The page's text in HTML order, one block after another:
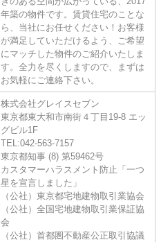
年築の物件です。賃貸住宅のことな
ら、当社にお任せください！お客様
が満足していただけるよう、ご希望
にマッチした物件のご紹介いたしま
す。全力を尽くしますので、まずは
お気軽にご連絡下さい。
株式会社グレイスセブン
東京都東大和市南街４丁目19-8 エッ
グビル1F
TEL:042-563-7157
東京都知事 (8) 第59462号
カスタマーハラスメント防止「一つ
星を宣言しました」
（公社）東京都宅地建物取引業協会
（公社）全国宅地建物取引業保証協
会
（公社）首都圏不動産公正取引協議